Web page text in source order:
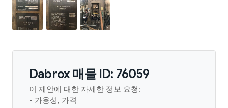
Dabrox 매물 ID: 76059
이 제안에 대한 자세한 정보 요청:
- 가용성, 가격